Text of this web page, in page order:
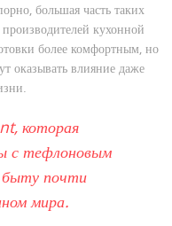
большая часть таких
кухонной
более комфортным, но
оказывать влияние даже
которая
с тефлоновым
почти
мира.